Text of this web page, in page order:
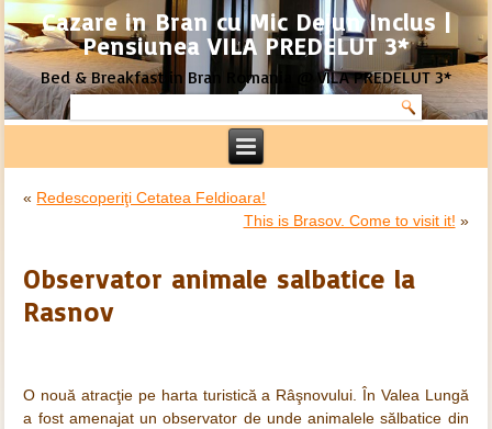
Cazare in Bran cu Mic Dejun Inclus |
Pensiunea VILA PREDELUT 3*
Bed & Breakfast in Bran Romania @ VILA PREDELUT 3*
« Redescoperiţi Cetatea Feldioara!
This is Brasov. Come to visit it! »
Observator animale salbatice la
Rasnov
O nouă atracţie pe harta turistică a Râşnovului. În Valea Lungă
a fost amenajat un observator de unde animalele sălbatice din